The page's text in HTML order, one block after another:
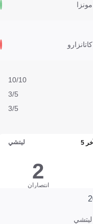
مونزا
كاتانزارو
10/10
3/5
3/5
المواجهات المباشرة (آخر 5
ليتشي
2
انتصاران
ليتشي